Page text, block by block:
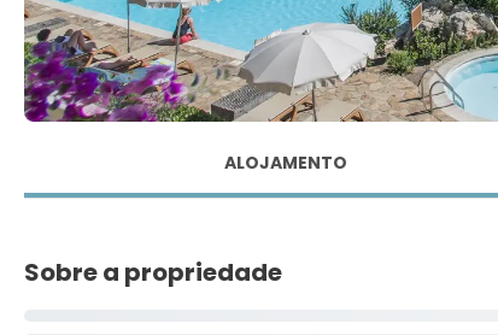
ALOJAMENTO
Sobre a propriedade